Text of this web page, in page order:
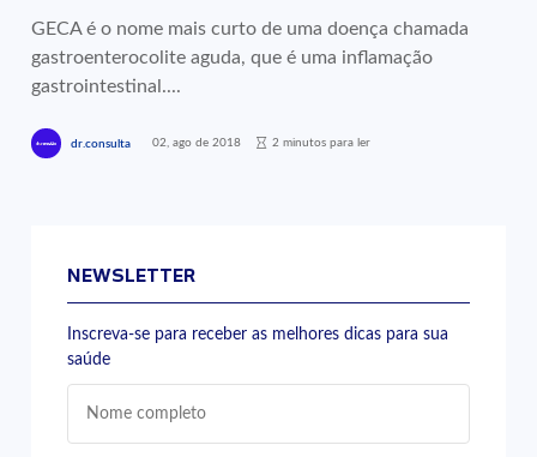
GECA é o nome mais curto de uma doença chamada
gastroenterocolite aguda, que é uma inflamação
gastrointestinal....
dr.consulta 02, ago de 2018 2 minutos para ler
NEWSLETTER
Inscreva-se para receber as melhores dicas para sua
saúde